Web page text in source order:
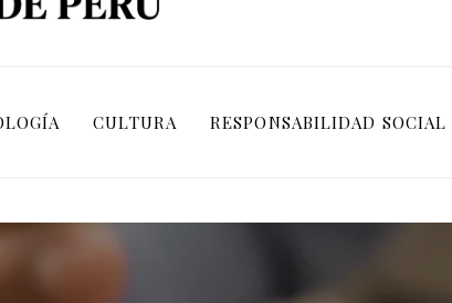
CULTURA RESPONSABILIDAD SOCIAL